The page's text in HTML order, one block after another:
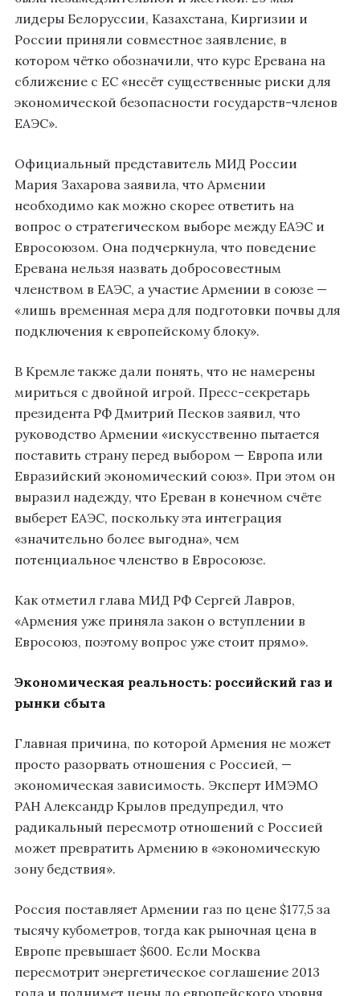
лидеры Белоруссии, Казахстана, Киргизии и
России приняли совместное заявление, в
котором чётко обозначили, что курс Еревана на
сближение с ЕС «несёт существенные риски для
экономической безопасности государств-членов
ЕАЭС».
Официальный представитель МИД России
Мария Захарова заявила, что Армении
необходимо как можно скорее ответить на
вопрос о стратегическом выборе между ЕАЭС и
Евросоюзом. Она подчеркнула, что поведение
Еревана нельзя назвать добросовестным
членством в ЕАЭС, а участие Армении в союзе —
«лишь временная мера для подготовки почвы для
подключения к европейскому блоку».
В Кремле также дали понять, что не намерены
мириться с двойной игрой. Пресс-секретарь
президента РФ Дмитрий Песков заявил, что
руководство Армении «искусственно пытается
поставить страну перед выбором — Европа или
Евразийский экономический союз». При этом он
выразил надежду, что Ереван в конечном счёте
выберет ЕАЭС, поскольку эта интеграция
«значительно более выгодна», чем
потенциальное членство в Евросоюзе.
Как отметил глава МИД РФ Сергей Лавров,
«Армения уже приняла закон о вступлении в
Евросоюз, поэтому вопрос уже стоит прямо».
Экономическая реальность: российский газ и
рынки сбыта
Главная причина, по которой Армения не может
просто разорвать отношения с Россией, —
экономическая зависимость. Эксперт ИМЭМО
РАН Александр Крылов предупредил, что
радикальный пересмотр отношений с Россией
может превратить Армению в «экономическую
зону бедствия».
Россия поставляет Армении газ по цене $177,5 за
тысячу кубометров, тогда как рыночная цена в
Европе превышает $600. Если Москва
пересмотрит энергетическое соглашение 2013